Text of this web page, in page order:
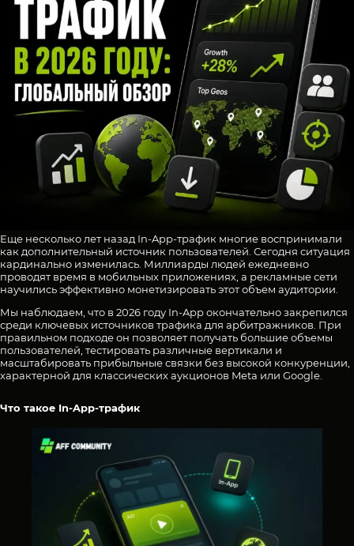
Еще несколько лет назад In-App-трафик многие воспринимали
как дополнительный источник пользователей. Сегодня ситуация
кардинально изменилась. Миллиарды людей ежедневно
проводят время в мобильных приложениях, а рекламные сети
научились эффективно монетизировать этот объем аудитории.
Мы наблюдаем, что в 2026 году In-App окончательно закрепился
среди ключевых источников трафика для арбитражников. При
правильном подходе он позволяет получать большие объемы
пользователей, тестировать различные вертикали и
масштабировать прибыльные связки без высокой конкуренции,
характерной для классических аукционов Meta или Google.
Что такое In-App-трафик